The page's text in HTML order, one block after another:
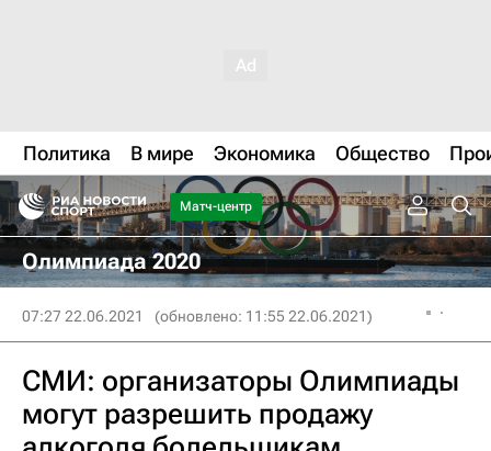
Политика В мире Экономика Общество
Матч-центр
Олимпиада 2020
07:27 22.06.2021 (обновлено: 11:55 22.06.2021)
СМИ: организаторы Олимпиады
могут разрешить продажу